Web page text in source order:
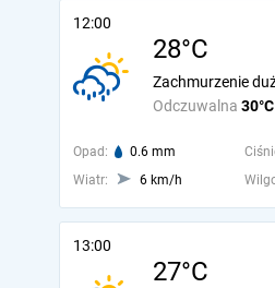
12:00
28°C
Odczuwalna 30°C
Zachmurzenie
Opad: 0.6 mm
Wiatr:
6 km/h
13:00
27°C